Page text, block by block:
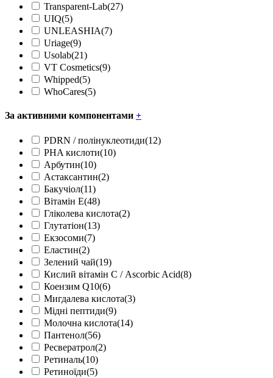
Transparent-Lab(27)
UIQ(5)
UNLEASHIA(7)
Uriage(9)
Usolab(21)
VT Cosmetics(9)
Whipped(5)
WhoCares(5)
За активними компонентами +
PDRN / полінуклеотиди(12)
PHA кислоти(10)
Арбутин(10)
Астаксантин(2)
Бакучіол(11)
Вітамін Е(48)
Гліколева кислота(2)
Глутатіон(13)
Екзосоми(7)
Еластин(2)
Зелений чай(19)
Кислий вітамін С / Ascorbic Acid(8)
Коензим Q10(6)
Мигдалева кислота(3)
Мідні пептиди(9)
Молочна кислота(14)
Пантенол(56)
Ресвератрол(2)
Ретиналь(10)
Ретиноїди(5)